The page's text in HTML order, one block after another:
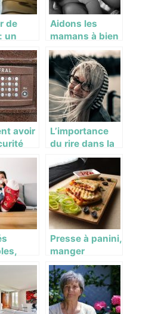
de
un
pour
en
Aidons les
mamans à bien
allaiter avec le
coussin
d’allaitement
avoir
dans
?
L’importance
du rire dans la
vie de l’homme
confort
Presse à panini,
manger
différemment